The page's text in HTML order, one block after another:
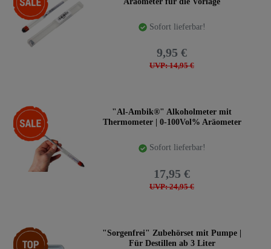
bewährt. Vom maßgefertigten Ständer über das
Thermometer und Messinstrumente bis hin zu originalen
Viel Spaß beim stöbern und konfigurieren.
Sofort lieferbar!
UVP: 14,95 €
9,95 €
-28%
"Al-Ambik®" Alkoholmeter mit
Thermometer | 0-100Vol% Aräometer
Sofort lieferbar!
UVP: 24,95 €
17,95 €
Top-Artikel
"Sorgenfrei" Zubehörset mit Pumpe |
Für Destillen ab 3 Liter